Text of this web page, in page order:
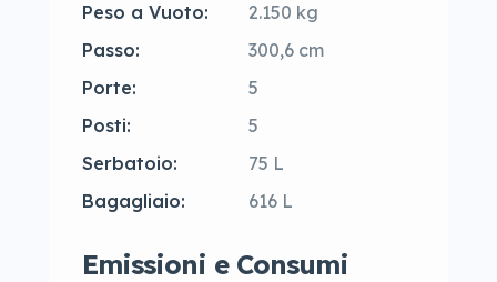
Peso a Vuoto:
2.150 kg
Passo:
300,6 cm
Porte:
5
Posti:
5
Serbatoio:
75 L
Bagagliaio:
616 L
Emissioni e Consumi